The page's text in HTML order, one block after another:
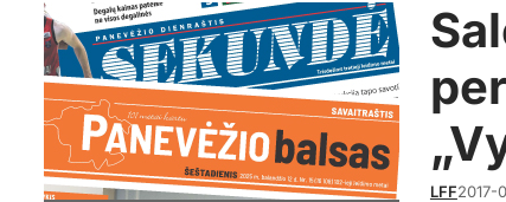
LFF2017-